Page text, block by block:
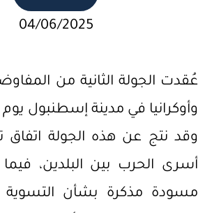
04/06/2025
عُقدت الجولة الثانية من
وقد نتج عن هذه الجولة اتفاق
أسرى الحرب بين البلدين،
مسودة مذكرة بشأن